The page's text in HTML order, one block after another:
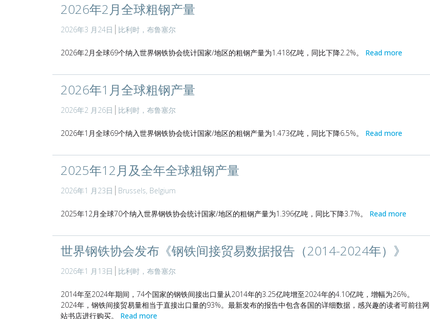
2026年2月全球粗钢产量
2026年3 月24日 比利时，布鲁塞尔
2026年2月全球69个纳入世界钢铁协会统计国家/地区的粗钢产量为1.418亿吨，同比下降2.2%。 Read more
2026年1月全球粗钢产量
2026年2 月26日 比利时，布鲁塞尔
2026年1月全球69个纳入世界钢铁协会统计国家/地区的粗钢产量为1.473亿吨，同比下降6.5%。 Read more
2025年12月及全年全球粗钢产量
2026年1 月23日 Brussels, Belgium
2025年12月全球70个纳入世界钢铁协会统计国家/地区的粗钢产量为1.396亿吨，同比下降3.7%。 Read more
世界钢铁协会发布《钢铁间接贸易数据报告（2014-2024年）》
2026年1 月13日 比利时，布鲁塞尔
2014年至2024年期间，74个国家的钢铁间接出口量从2014年的3.25亿吨增至2024年的4.10亿吨，增幅为26%。
2024年，钢铁间接贸易量相当于直接出口量的93%。最新发布的报告中包含各国的详细数据，感兴趣的读者可前往网
站书店进行购买。 Read more